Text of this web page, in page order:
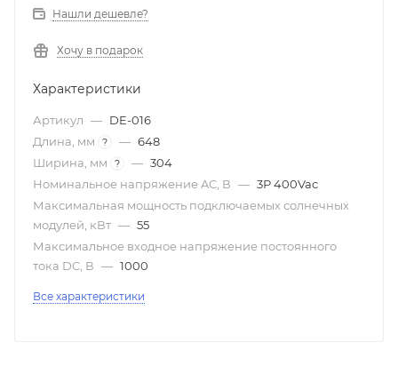
Нашли дешевле?
Хочу в подарок
Характеристики
Артикул — DE-016
Длина, мм
? — 648
Ширина, мм
? — 304
Номинальное напряжение AC, В — 3Р 400Vac
Максимальная мощность подключаемых солнечных
модулей, кВт — 55
Максимальное входное напряжение постоянного
тока DC, В — 1000
Все характеристики